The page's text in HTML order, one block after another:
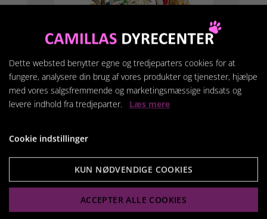
LÆS MERE OM COOKIES
LEGETØJ LANTERNE 35
X28 CM.
89,95 kr.
Vis produkt
Dette websted benytter egne og tredjeparters cookies for at
fungere, analysere din brug af vores produkter og tjenester, hjælpe
med vores salgsfremmende og marketingsmæssige indsats og
levere indhold fra tredjeparter. Læs mere
Cookie indstillinger
KUN NØDVENDIGE COOKIES
ACCEPTER ALLE COOKIES